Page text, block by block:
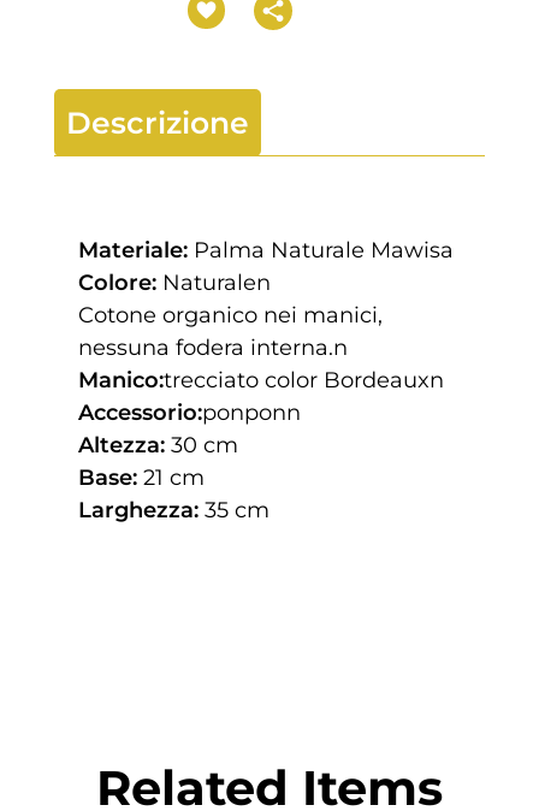
Descrizione
Materiale: Palma Naturale Mawisa
Colore: Naturalen
Cotone organico nei manici,
nessuna fodera interna.n
Manico:trecciato color Bordeauxn
Accessorio:ponponn
Altezza: 30 cm
Base: 21 cm
Larghezza: 35 cm
Related Items